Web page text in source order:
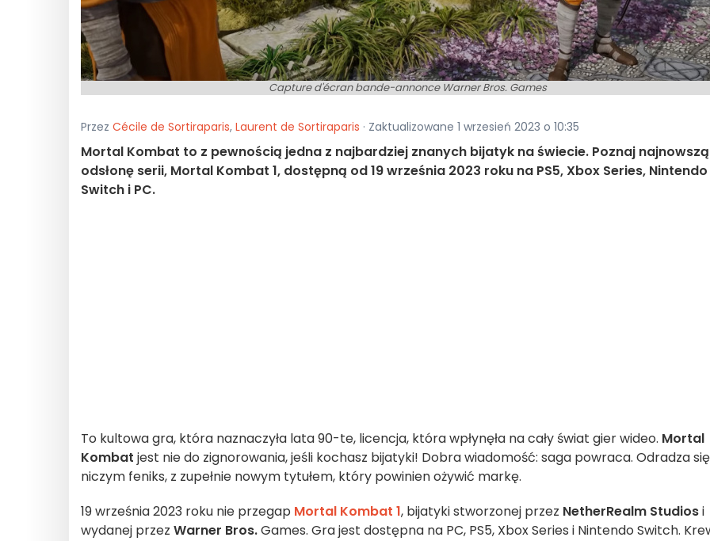
Capture d'écran bande-annonce Warner Bros. Games
Przez Cécile de Sortiraparis, Laurent de Sortiraparis · Zaktualizowane 1 wrzesień 2023 o 10:35
Mortal Kombat to z pewnością jedna z najbardziej znanych bijatyk na świecie. Poznaj najnowszą
odsłonę serii, Mortal Kombat 1, dostępną od 19 września 2023 roku na PS5, Xbox Series, Nintendo
Switch i PC.
To kultowa gra, która naznaczyła lata 90-te, licencja, która wpłynęła na cały świat gier wideo. Mortal
Kombat jest nie do zignorowania, jeśli kochasz bijatyki! Dobra wiadomość: saga powraca. Odradza
niczym feniks, z zupełnie nowym tytułem, który powinien ożywić markę.
19 września 2023 roku nie przegap Mortal Kombat 1, bijatyki stworzonej przez NetherRealm Studiosi
wydanej przez Warner Bros.Games. Gra jest dostępna na PC, PS5, Xbox Series i Nintendo Switch.